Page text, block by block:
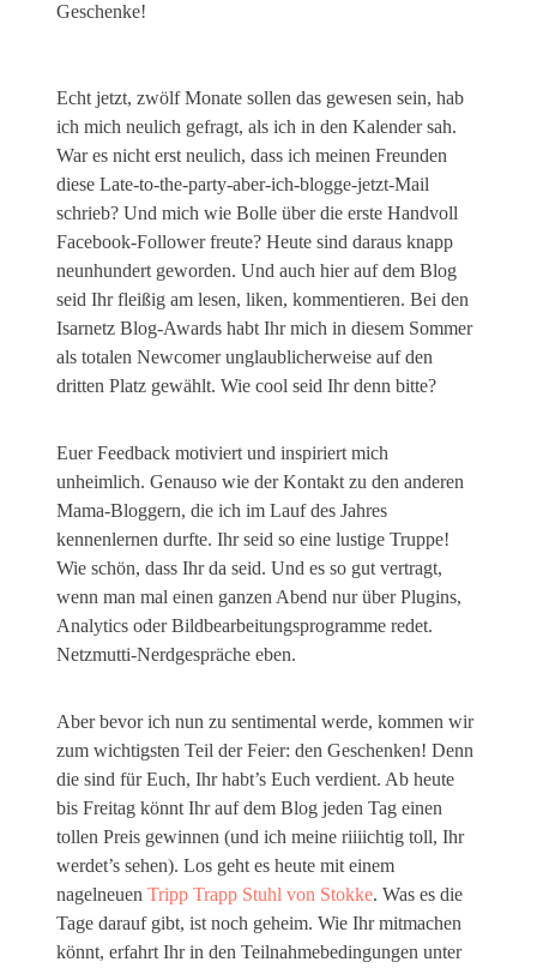
Geschenke!
Echt jetzt, zwölf Monate sollen das gewesen sein, hab
ich mich neulich gefragt, als ich in den Kalender sah.
War es nicht erst neulich, dass ich meinen Freunden
diese Late-to-the-party-aber-ich-blogge-jetzt-Mail
schrieb? Und mich wie Bolle über die erste Handvoll
Facebook-Follower freute? Heute sind daraus knapp
neunhundert geworden. Und auch hier auf dem Blog
seid Ihr fleißig am lesen, liken, kommentieren. Bei den
Isarnetz Blog-Awards habt Ihr mich in diesem Sommer
als totalen Newcomer unglaublicherweise auf den
dritten Platz gewählt. Wie cool seid Ihr denn bitte?
Euer Feedback motiviert und inspiriert mich
unheimlich. Genauso wie der Kontakt zu den anderen
Mama-Bloggern, die ich im Lauf des Jahres
kennenlernen durfte. Ihr seid so eine lustige Truppe!
Wie schön, dass Ihr da seid. Und es so gut vertragt,
wenn man mal einen ganzen Abend nur über Plugins,
Analytics oder Bildbearbeitungsprogramme redet.
Netzmutti-Nerdgespräche eben.
Aber bevor ich nun zu sentimental werde, kommen wir
zum wichtigsten Teil der Feier: den Geschenken! Denn
die sind für Euch, Ihr habt’s Euch verdient. Ab heute
bis Freitag könnt Ihr auf dem Blog jeden Tag einen
tollen Preis gewinnen (und ich meine riiiichtig toll, Ihr
werdet’s sehen). Los geht es heute mit einem
nagelneuenTripp Trapp Stuhl von Stokke. Was es die
Tage darauf gibt, ist noch geheim. Wie Ihr mitmachen
könnt, erfahrt Ihr in den Teilnahmebedingungen unter